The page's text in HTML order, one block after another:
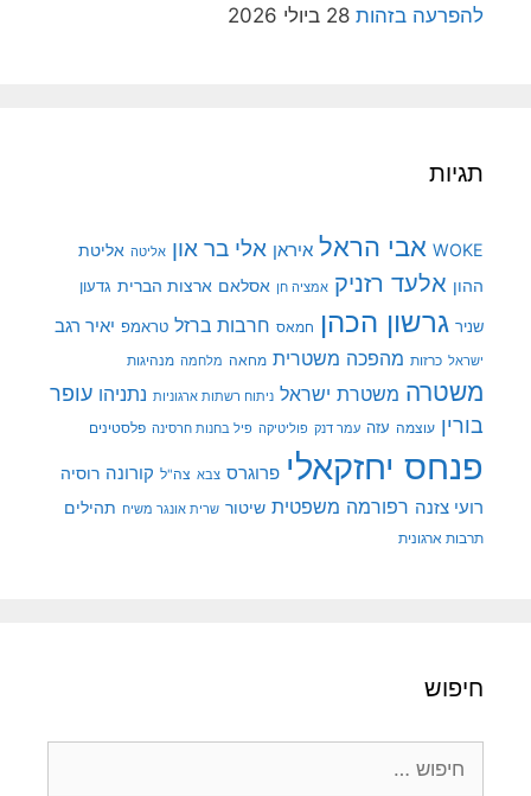
להפרעה בזהות 28 ביולי 2026
תגיות
WOKE אבי הראל איראן אלי בר און אליטה אליטת
ההון אלעד רזניק אמציה חן אסלאם ארצות הברית גדעון
שניר גרשון הכהן חמאס חרבות ברזל טראמפ יאיר רגב
ישראל כרזות מהפכה משטרית מחאה מלחמה מנהיגות
משטרה משטרת ישראל ניתוח רשתות ארגוניות נתניהו עופר
בורין עוצמה עזה עמר דנק פוליטיקה פיל בחנות חרסינה פלסטינים
פנחס יחזקאלי פרוגרס צבא צה"ל קורונה רוסיה
רועי צזנה רפורמה משפטית שיטור שרית אונגר משיח תהילים
תרבות ארגונית
חיפוש